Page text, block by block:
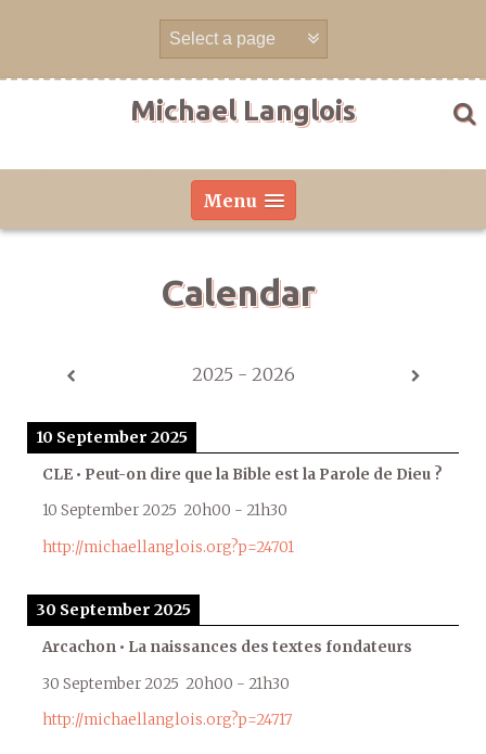
Michael Langlois
Menu
Calendar
2025 - 2026
10 September 2025
CLE • Peut-on dire que la Bible est la Parole de Dieu ?
10 September 2025 20h00 - 21h30
http://michaellanglois.org?p=24701
30 September 2025
Arcachon • La naissances des textes fondateurs
30 September 2025 20h00 - 21h30
http://michaellanglois.org?p=24717